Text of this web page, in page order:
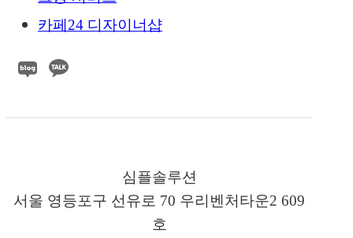
카페24 디자이너샵
심플솔루션
서울 영등포구 선유로 70 우리벤처타운2 609
호